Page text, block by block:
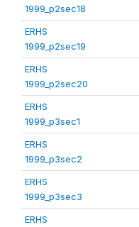
1999_p2sec18
ERHS
1999_p2sec19
ERHS
1999_p2sec20
ERHS
1999_p3sec1
ERHS
1999_p3sec2
ERHS
1999_p3sec3
ERHS